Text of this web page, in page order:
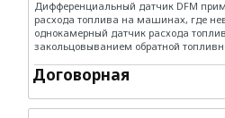
Дифференциальный датчик DFM
расхода топлива на машинах, где
однокамерный датчик расхода
закольцовыванием обратной
Договорная